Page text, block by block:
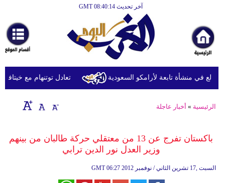
آخر تحديث GMT 08:40:14
أخبارعاجلة
رياضة
ثقافة
إقتصاد
وموسيقى
تعادل توتنهام مع خيتافي في منشأة تابعة لأرامكو السعودية
الرئيسية » أخبار عاجلة
باكستان تفرج عن 13 من معتقلي حركة طالبان من بينهم
وزير العدل نور الدين ترابي
GMT 06:27 2012 السبت ,17 تشرين الثاني / نوفمبر